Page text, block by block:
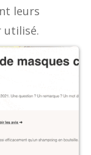
leurs
utilisé.